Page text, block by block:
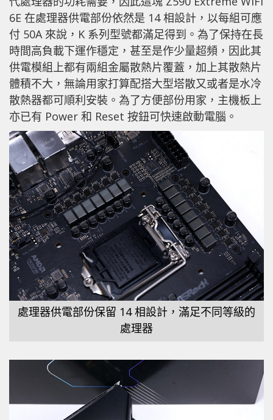
6E 在處理器供電部份依然是 14 相設計，以每組可應
付 50A 來說，K 系列型號都滿足得到。為了保持在長
時間高負載下運作穩定，甚至是作少量超頻，因此其
供電模組上都有兩組金屬散熱片覆蓋，加上其散熱片
體積不大，無論用家打算配搭大型塔散又或者是水冷
散熱器都可順利安裝。為了方便部份用家，主機板上
亦已有 Power 和 Reset 按鈕可快速啟動電腦。
處理器供電部份保留 14 相設計，滿足不同等級的
處理器